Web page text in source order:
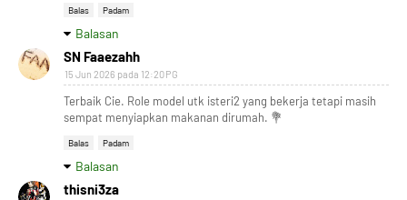
Balas Padam
Balasan
SN Faaezahh
15 Jun 2026 pada 12:20 PG
Terbaik Cie. Role model utk isteri2 yang bekerja tetapi masih
sempat menyiapkan makanan dirumah. 💐
Balas Padam
Balasan
thisni3za